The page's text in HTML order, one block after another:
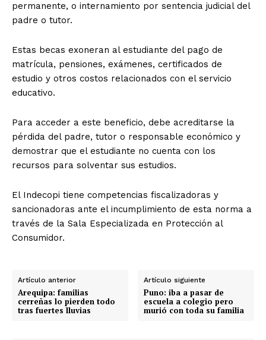
permanente, o internamiento por sentencia judicial del
padre o tutor.
Estas becas exoneran al estudiante del pago de
matrícula, pensiones, exámenes, certificados de
estudio y otros costos relacionados con el servicio
educativo.
Para acceder a este beneficio, debe acreditarse la
pérdida del padre, tutor o responsable económico y
demostrar que el estudiante no cuenta con los
recursos para solventar sus estudios.
El Indecopi tiene competencias fiscalizadoras y
sancionadoras ante el incumplimiento de esta norma a
través de la Sala Especializada en Protección al
Consumidor.
Artículo anterior
Arequipa: familias
cerreñas lo pierden todo
tras fuertes lluvias
Artículo siguiente
Puno: iba a pasar de
escuela a colegio pero
murió con toda su familia